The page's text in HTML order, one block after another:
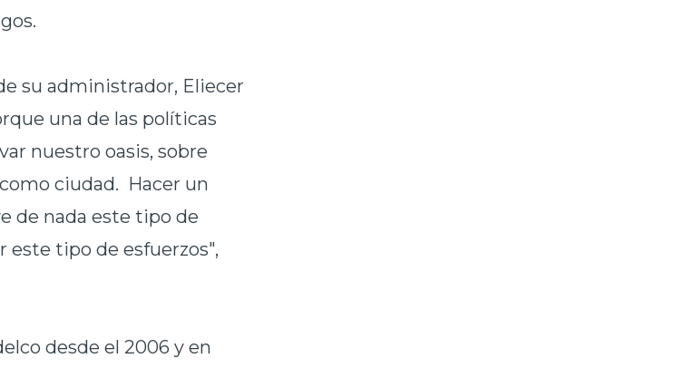
su administrador, Eliecer
una de las políticas
nuestro oasis, sobre
ciudad. Hacer un
de nada este tipo de
este tipo de esfuerzos",
desde el 2006 y en